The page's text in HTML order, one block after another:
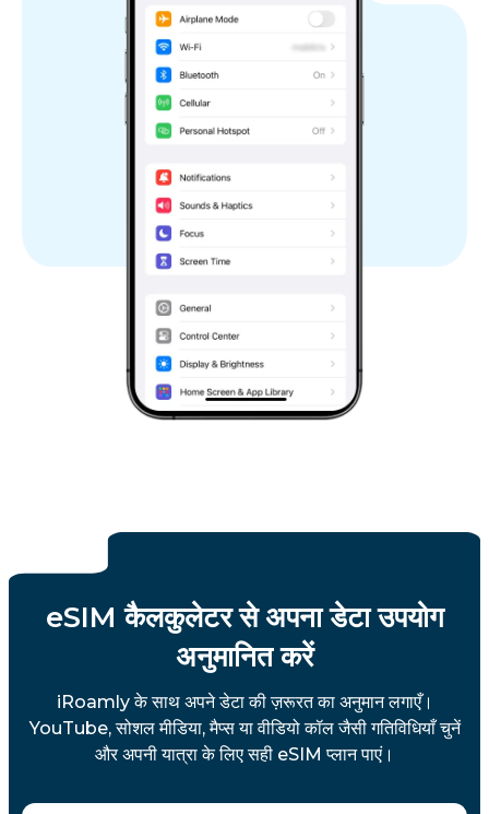
eSIM कैलकुलेटर से अपना डेटा उपयोग
अनुमानित करें
iRoamly के साथ अपने डेटा की ज़रूरत का अनुमान लगाएँ।
YouTube, सोशल मीडिया, मैप्स या वीडियो कॉल जैसी गतिविधियाँ चुनें
और अपनी यात्रा के लिए सही eSIM प्लान पाएं।